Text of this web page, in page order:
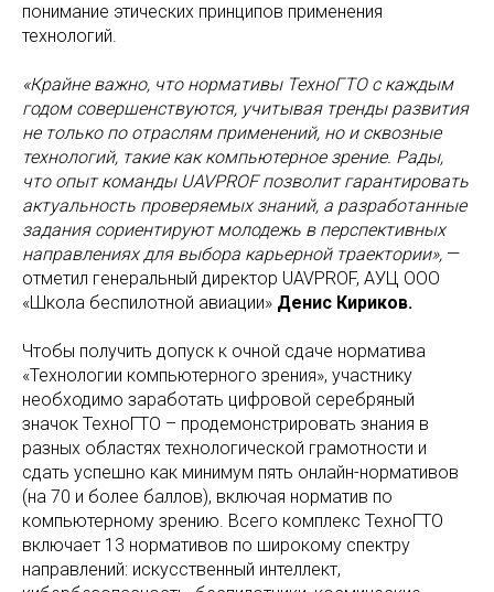
понимание этических принципов применения
технологий.
«Крайне важно, что нормативы ТехноГТО с каждым
годом совершенствуются, учитывая тренды развития
не только по отраслям применений, но и сквозные
технологий, такие как компьютерное зрение. Рады,
что опыт команды UAVPROF позволит гарантировать
актуальность проверяемых знаний, а разработанные
задания сориентируют молодежь в перспективных
направлениях для выбора карьерной траектории», —
отметил генеральный директор UAVPROF, АУЦ ООО
«Школа беспилотной авиации» Денис Кириков.
Чтобы получить допуск к очной сдаче норматива
«Технологии компьютерного зрения», участнику
необходимо заработать цифровой серебряный
значок ТехноГТО – продемонстрировать знания в
разных областях технологической грамотности и
сдать успешно как минимум пять онлайн-нормативов
(на 70 и более баллов), включая норматив по
компьютерному зрению. Всего комплекс ТехноГТО
включает 13 нормативов по широкому спектру
направлений: искусственный интеллект,